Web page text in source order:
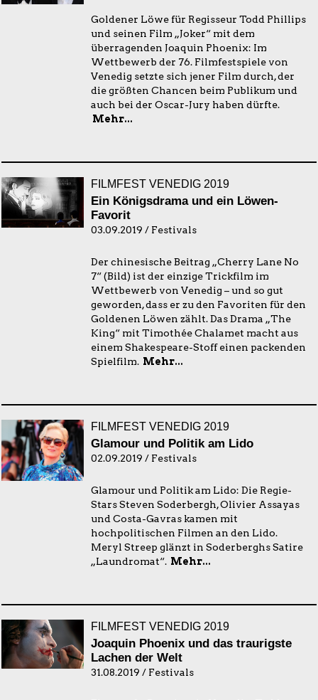
Goldener Löwe für Regisseur Todd Phillips
und seinen Film „Joker“ mit dem
überragenden Joaquin Phoenix: Im
Wettbewerb der 76. Filmfestspiele von
Venedig setzte sich jener Film durch, der
die größten Chancen beim Publikum und
auch bei der Oscar-Jury haben dürfte.
Mehr...
FILMFEST VENEDIG 2019
Ein Königsdrama und ein Löwen-
Favorit
03.09.2019 / Festivals
Der chinesische Beitrag „Cherry Lane No
7“ (Bild) ist der einzige Trickfilm im
Wettbewerb von Venedig – und so gut
geworden, dass er zu den Favoriten für den
Goldenen Löwen zählt. Das Drama „The
King“ mit Timothée Chalamet macht aus
einem Shakespeare-Stoff einen packenden
Spielfilm. Mehr...
FILMFEST VENEDIG 2019
Glamour und Politik am Lido
02.09.2019 / Festivals
Glamour und Politik am Lido: Die Regie-
Stars Steven Soderbergh, Olivier Assayas
und Costa-Gavras kamen mit
hochpolitischen Filmen an den Lido.
Meryl Streep glänzt in Soderberghs Satire
„Laundromat“. Mehr...
FILMFEST VENEDIG 2019
Joaquin Phoenix und das traurigste
Lachen der Welt
31.08.2019 / Festivals